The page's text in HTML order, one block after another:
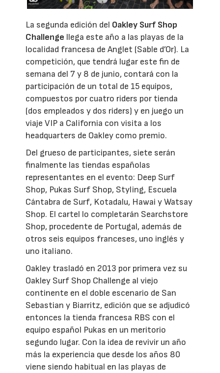
La segunda edición del Oakley Surf Shop
Challenge llega este año a las playas de la
localidad francesa de Anglet (Sable d’Or). La
competición, que tendrá lugar este fin de
semana del 7 y 8 de junio, contará con la
participación de un total de 15 equipos,
compuestos por cuatro riders por tienda
(dos empleados y dos riders) y en juego un
viaje VIP a California con visita a los
headquarters de Oakley como premio.
Del grueso de participantes, siete serán
finalmente las tiendas españolas
representantes en el evento: Deep Surf
Shop, Pukas Surf Shop, Styling, Escuela
Cántabra de Surf, Kotadalu, Hawai y Watsay
Shop. El cartel lo completarán Searchstore
Shop, procedente de Portugal, además de
otros seis equipos franceses, uno inglés y
uno italiano.
Oakley trasladó en 2013 por primera vez su
Oakley Surf Shop Challenge al viejo
continente en el doble escenario de San
Sebastian y Biarritz, edición que se adjudicó
entonces la tienda francesa RBS con el
equipo español Pukas en un meritorio
segundo lugar. Con la idea de revivir un año
más la experiencia que desde los años 80
viene siendo habitual en las playas de